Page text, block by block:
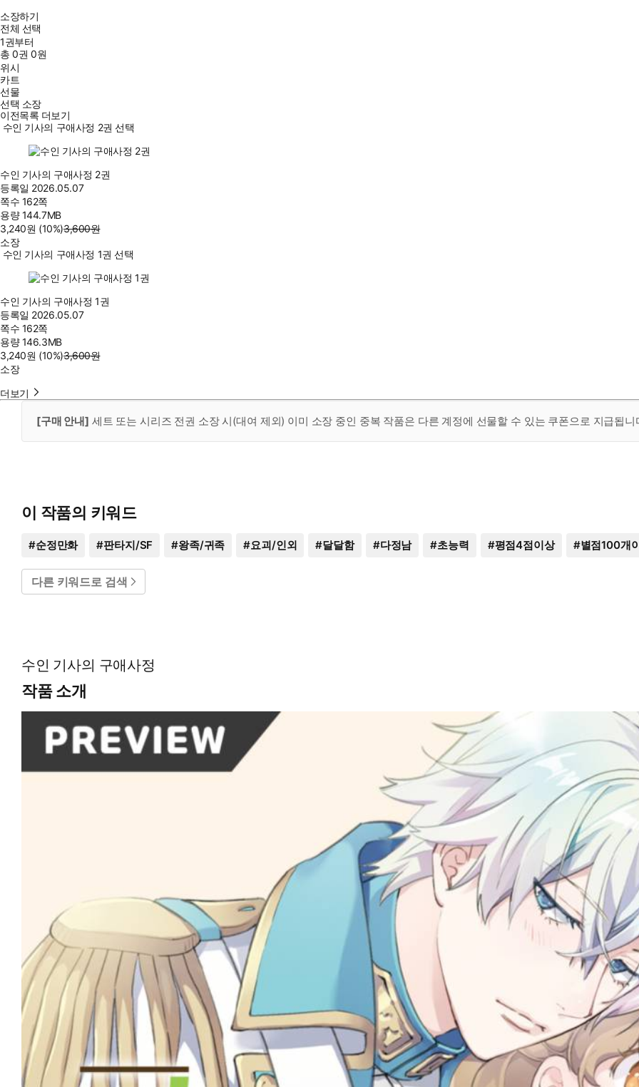
소장하기
전체 선택
1권부터
총0권 0원
위시
카트
선물
선택 소장
이전목록 더보기
수인 기사의 구애사정 2권 선택
수인 기사의 구애사정 2권
등록일 2026.05.07
쪽수 162쪽
용량144.7MB
3,240원 (10%)3,600원
소장
수인 기사의 구애사정 1권 선택
수인 기사의 구애사정 1권
등록일 2026.05.07
쪽수 162쪽
용량146.3MB
3,240원 (10%)3,600원
소장
더보기
[구매 안내] 세트 또는 시리즈 전권 소장 시(대여 제외) 이미 소장 중인 중복 작품은 다른 계정에 선물할 수 있는 쿠폰으로 지급됩니
이 작품의 키워드
#순정만화 #판타지/SF #왕족/귀족 #요괴/인외 #달달함 #다정남 #초능력 #평점4점이상 #별점100개
다른 키워드로 검색
수인 기사의 구애사정
작품 소개